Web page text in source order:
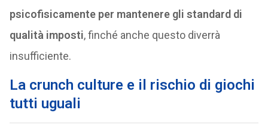
psicofisicamente per mantenere gli standard di
qualità imposti, finché anche questo diverrà
insufficiente.
La crunch culture e il rischio di giochi
tutti uguali